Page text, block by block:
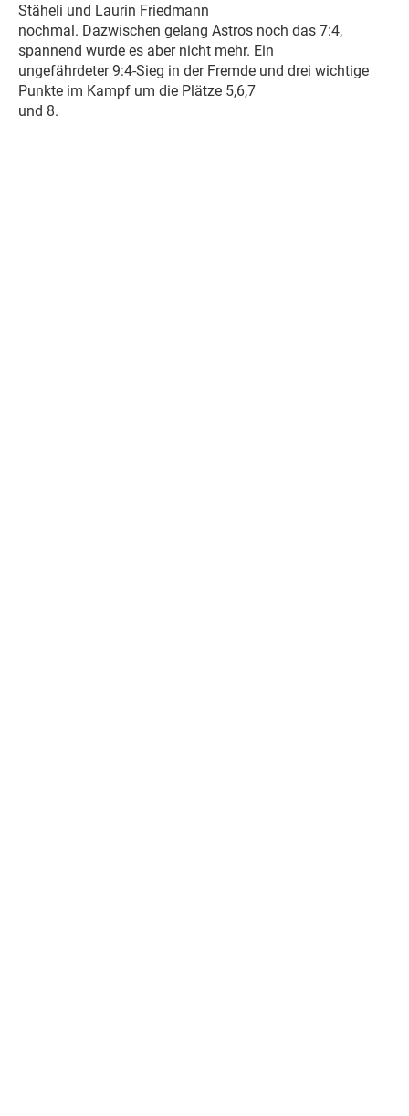
Stäheli und Laurin Friedmann
nochmal. Dazwischen gelang Astros noch das 7:4,
spannend wurde es aber nicht mehr. Ein
ungefährdeter 9:4-Sieg in der Fremde und drei wichtige
Punkte im Kampf um die Plätze 5,6,7
und 8.